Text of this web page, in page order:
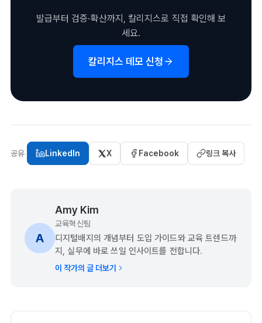
발급부터 검증·확산까지, 칼리지스로 직접 확인해 보
세요.
칼리지스 데모 신청
공유 LinkedIn X Facebook 링크 복사
A
Amy Kim
교육혁신팀
디지털배지의 개념부터 도입 가이드와 교육 트렌드까
지, 실무에 바로 쓰일 인사이트를 전합니다.
이 작가의 글 더보기